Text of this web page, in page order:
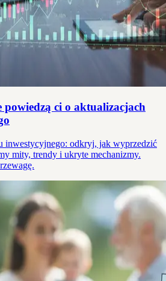
powiedzą ci o aktualizacjach
inwestycyjnego: odkryj, jak wyprzedzić
mity, trendy i ukryte mechanizmy.